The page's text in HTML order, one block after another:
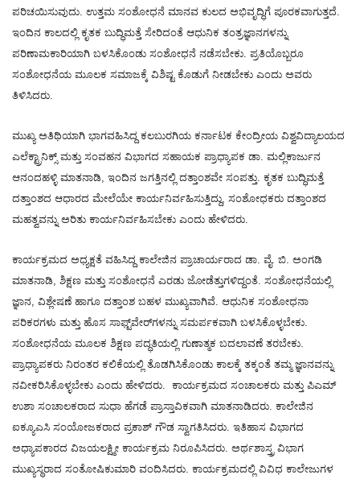
ಪರಿಚಯಿಸುವುದು. ಉತ್ತಮ ಸಂಶೋಧನೆ ಮಾನವ ಕುಲದ ಅಭಿವೃದ್ಧಿಗೆ ಪೂರಕವಾಗುತ್ತದೆ.
ಇಂದಿನ ಕಾಲದಲ್ಲಿ ಕೃತಕ ಬುದ್ಧಿಮತ್ತೆ ಸೇರಿದಂತೆ ಆಧುನಿಕ ತಂತ್ರಜ್ಞಾನಗಳನ್ನು
ಪರಿಣಾಮಕಾರಿಯಾಗಿ ಬಳಸಿಕೊಂಡು ಸಂಶೋಧನೆ ನಡೆಸಬೇಕು. ಪ್ರತಿಯೊಬ್ಬರೂ
ಸಂಶೋಧನೆಯ ಮೂಲಕ ಸಮಾಜಕ್ಕೆ ವಿಶಿಷ್ಟ ಕೊಡುಗೆ ನೀಡಬೇಕು ಎಂದು ಅವರು
ತಿಳಿಸಿದರು.
ಮುಖ್ಯ ಅತಿಥಿಯಾಗಿ ಭಾಗವಹಿಸಿದ್ದ ಕಲಬುರಗಿಯ ಕರ್ನಾಟಕ ಕೇಂದ್ರೀಯ ವಿಶ್ವವಿದ್ಯಾಲಯದ
ಎಲೆಕ್ಟ್ರಾನಿಕ್ಸ್ ಮತ್ತು ಸಂವಹನ ವಿಭಾಗದ ಸಹಾಯಕ ಪ್ರಾಧ್ಯಾಪಕ ಡಾ. ಮಲ್ಲಿಕಾರ್ಜುನ
ಆನಂದಹಳ್ಳಿ ಮಾತನಾಡಿ, ಇಂದಿನ ಜಗತ್ತಿನಲ್ಲಿ ದತ್ತಾಂಶವೇ ಸಂಪತ್ತು. ಕೃತಕ ಬುದ್ಧಿಮತ್ತೆ
ದತ್ತಾಂಶದ ಆಧಾರದ ಮೇಲೆಯೇ ಕಾರ್ಯನಿರ್ವಹಿಸುತ್ತಿದ್ದು, ಸಂಶೋಧಕರು ದತ್ತಾಂಶದ
ಮಹತ್ವವನ್ನು ಅರಿತು ಕಾರ್ಯನಿರ್ವಹಿಸಬೇಕು ಎಂದು ಹೇಳಿದರು.
ಕಾರ್ಯಕ್ರಮದ ಅಧ್ಯಕ್ಷತೆ ವಹಿಸಿದ್ದ ಕಾಲೇಜಿನ ಪ್ರಾಚಾರ್ಯರಾದ ಡಾ. ವೈ. ಬಿ. ಅಂಗಡಿ
ಮಾತನಾಡಿ, ಶಿಕ್ಷಣ ಮತ್ತು ಸಂಶೋಧನೆ ಎರಡು ಜೋಡೆತ್ತುಗಳಿದ್ದಂತೆ. ಸಂಶೋಧನೆಯಲ್ಲಿ
ಜ್ಞಾನ, ವಿಶ್ಲೇಷಣೆ ಹಾಗೂ ದತ್ತಾಂಶ ಬಹಳ ಮುಖ್ಯವಾಗಿವೆ. ಆಧುನಿಕ ಸಂಶೋಧನಾ
ಪರಿಕರಗಳು ಮತ್ತು ಹೊಸ ಸಾಫ್ಟ್‌ವೇರ್‌ಗಳನ್ನು ಸಮರ್ಪಕವಾಗಿ ಬಳಸಿಕೊಳ್ಳಬೇಕು.
ಸಂಶೋಧನೆಯ ಮೂಲಕ ಶಿಕ್ಷಣ ಪದ್ಧತಿಯಲ್ಲಿ ಗುಣಾತ್ಮಕ ಬದಲಾವಣೆ ತರಬೇಕು.
ಪ್ರಾಧ್ಯಾಪಕರು ನಿರಂತರ ಕಲಿಕೆಯಲ್ಲಿ ತೊಡಗಿಸಿಕೊಂಡು ಕಾಲಕ್ಕೆ ತಕ್ಕಂತೆ ತಮ್ಮ ಜ್ಞಾನವನ್ನು
ನವೀಕರಿಸಿಕೊಳ್ಳಬೇಕು ಎಂದು ಹೇಳಿದರು. ಕಾರ್ಯಕ್ರಮದ ಸಂಚಾಲಕರು ಮತ್ತು ಪಿಎಮ್‌
ಉಶಾ ಸಂಚಾಲಕರಾದ ಸುಧಾ ಹೆಗಡೆ ಪ್ರಾಸ್ತಾವಿಕವಾಗಿ ಮಾತನಾಡಿದರು. ಕಾಲೇಜಿನ
ಐಕ್ಯೂಎಸಿ ಸಂಯೋಜಕರಾದ ಪ್ರಕಾಶ್ ಗೌಡ ಸ್ವಾಗತಿಸಿದರು. ಇತಿಹಾಸ ವಿಭಾಗದ
ಅಧ್ಯಾಪಕಾರದ ವಿಜಯಲಕ್ಷ್ಮೀ ಕಾರ್ಯಕ್ರಮ ನಿರೂಪಿಸಿದರು. ಅರ್ಥಶಾಸ್ತ್ರ ವಿಭಾಗ
ಮುಖ್ಯಸ್ಥರಾದ ಸಂತೋಷಿಕುಮಾರಿ ವಂದಿಸಿದರು. ಕಾರ್ಯಕ್ರಮದಲ್ಲಿ ವಿವಿಧ ಕಾಲೇಜುಗಳ